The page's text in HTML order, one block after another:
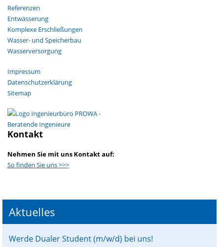
Navigation
überspringen
Referenzen
Entwässerung
Komplexe Erschließungen
Wasser- und Speicherbau
Wasserversorgung
Navigation
überspringen
Impressum
Datenschutzerklärung
Sitemap
Kontakt
Nehmen Sie mit uns Kontakt auf:
So finden Sie uns >>>
Aktuelles
Werde Dualer Student (m/w/d) bei uns!